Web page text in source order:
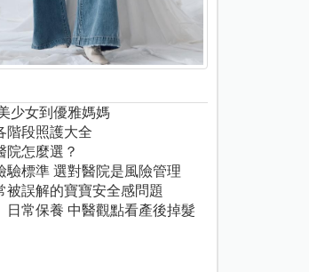
少女到優雅媽媽
階段照護大全
院怎麼選？
驗標準 選對醫院是風險管理
被誤解的寶寶安全感問題
日常保養 中醫觀點看產後掉髮